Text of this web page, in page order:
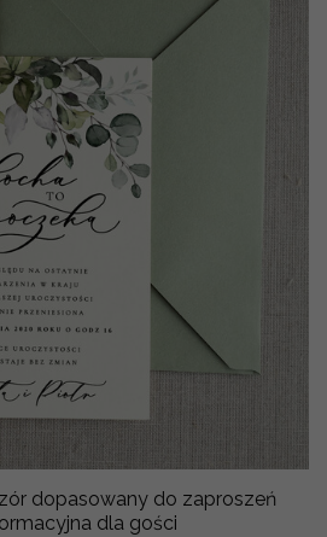
dopasowany do zaproszeń
dla gości